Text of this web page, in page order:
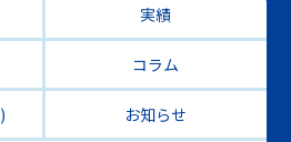
実績
コラム
お知らせ